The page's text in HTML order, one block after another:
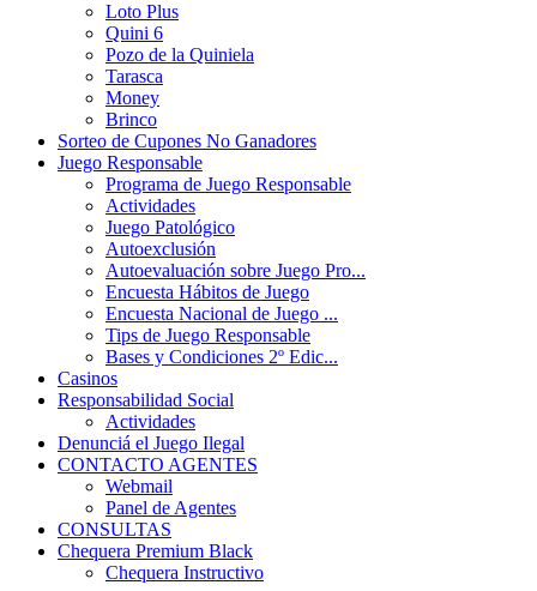
Loto Plus
Quini 6
Pozo de la Quiniela
Tarasca
Money
Brinco
Sorteo de Cupones No Ganadores
Juego Responsable
Programa de Juego Responsable
Actividades
Juego Patológico
Autoexclusión
Autoevaluación sobre Juego Pro...
Encuesta Hábitos de Juego
Encuesta Nacional de Juego ...
Tips de Juego Responsable
Bases y Condiciones 2º Edic...
Casinos
Responsabilidad Social
Actividades
Denunciá el Juego Ilegal
CONTACTO AGENTES
Webmail
Panel de Agentes
CONSULTAS
Chequera Premium Black
Chequera Instructivo